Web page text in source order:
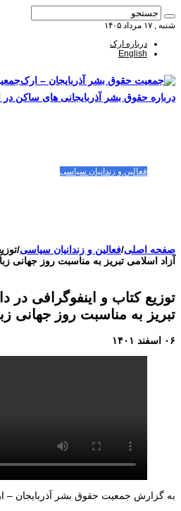
شنبه , ۱۷ مرداد ۱۴۰۵
درباره ارک
English
درباره حقوق بشر آذربایجانی های ساکن در
فعالین و زندانیان سیاسی
صفحه اصلی/فعالین و زندانیان سیاسی/
آزاد اسلامی تبریز به مناسبت روز جهانی
توزیع کتاب و اینفوگرافی در
تبریز به مناسبت روز جهانی
۰۶ اسفند ۱۴۰۱
به گزارش جمعیت حقوق بشر آذربایجان –